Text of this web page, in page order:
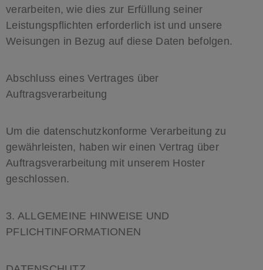
verarbeiten, wie dies zur Erfüllung seiner
Leistungspflichten erforderlich ist und unsere
Weisungen in Bezug auf diese Daten befolgen.
Abschluss eines Vertrages über
Auftragsverarbeitung
Um die datenschutzkonforme Verarbeitung zu
gewährleisten, haben wir einen Vertrag über
Auftragsverarbeitung mit unserem Hoster
geschlossen.
3. ALLGEMEINE HINWEISE UND
PFLICHTINFORMATIONEN